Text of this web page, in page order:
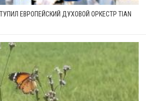
ЕВРОПЕЙСКИЙ ДУХОВОЙ ОРКЕСТР TIAN